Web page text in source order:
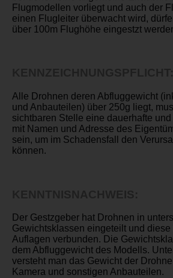
Flugmodellen vorliegt und auch der
einen Flugleiter überwacht wird,
über 100m Flughöhe eingestzt
Alle Drohnen deren Abfluggewicht
und Anbauteilen) über 250g liegt,
sichtbaren Stelle eine dauerhafte
mit Namen und Adresse des
sein, um im Schadensfall den
können.
Der Gestzgeber hat Drohnen in
Gewichtsklassen eingeteilt und
Auflagen verbunden. Die
dem Abfluggewicht des Modells.
versteht man das Gewicht der
Kamera und sonstigen Anbauteilen.